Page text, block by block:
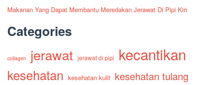
Makanan Yang Dapat Membantu Meredakan Jerawat Di Pipi Kiri
Categories
collagen jerawat jerawat di pipi kecantikan
kesehatan kesehatan kulit kesehatan tulang